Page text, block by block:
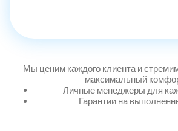
Мы ценим каждого клиента и
максимальный
Личные менеджеры для
Гарантии на
Выберите